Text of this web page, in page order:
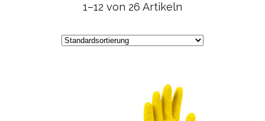
1–12 von 26 Artikeln